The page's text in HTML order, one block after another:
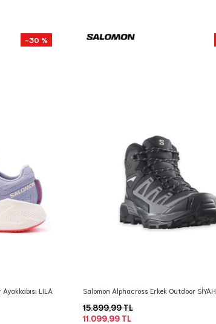
-30 %
LILA Salomon Alphacross Erkek Outdoor SİYAH
11.099,99 TL
15.899,99 TL